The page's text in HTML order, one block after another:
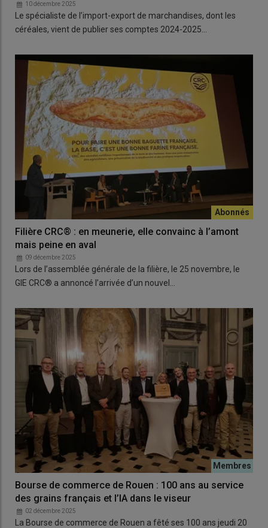
10 décembre 2025
Le spécialiste de l’import-export de marchandises, dont les
céréales, vient de publier ses comptes 2024-2025…
Filière CRC® : en meunerie, elle convainc à l’amont
mais peine en aval
09 décembre 2025
Lors de l’assemblée générale de la filière, le 25 novembre, le
GIE CRC® a annoncé l’arrivée d’un nouvel…
Bourse de commerce de Rouen : 100 ans au service
des grains français et l’IA dans le viseur
02 décembre 2025
La Bourse de commerce de Rouen a fêté ses 100 ans jeudi 20